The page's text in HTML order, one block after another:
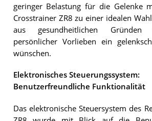
geringer Belastung für die Gelenke
Crosstrainer ZR8 zu einer idealen
aus gesundheitlichen
persönlicher Vorlieben ein
wünschen.
Elektronisches Steuerungssystem:
Benutzerfreundliche Funktionalität
Das elektronische Steuersystem des